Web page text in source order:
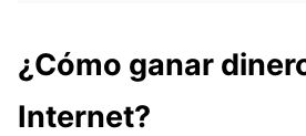
¿Cómo ganar
Internet?